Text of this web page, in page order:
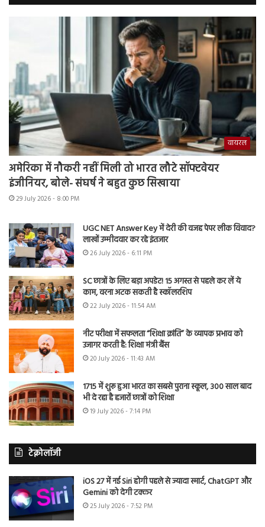
वायरल
अमेरिका में नौकरी नहीं मिली तो भारत लौटे सॉफ्टवेयर
इंजीनियर, बोले- संघर्ष ने बहुत कुछ सिखाया
29 July 2026 - 8:00 PM
UGC NET Answer Key में देरी की वजह पेपर लीक विवाद?
लाखों उम्मीदवार कर रहे इंतजार
26 July 2026 - 6:11 PM
SC छात्रों के लिए बड़ा अपडेट! 15 अगस्त से पहले कर लें ये
काम, वरना अटक सकती है स्कॉलरशिप
22 July 2026 - 11:54 AM
नीट परीक्षा में सफलता “शिक्षा क्रांति” के व्यापक प्रभाव को
उजागर करती है: शिक्षा मंत्री बैंस
20 July 2026 - 11:43 AM
1715 में शुरू हुआ भारत का सबसे पुराना स्कूल, 300 साल बाद
भी दे रहा है हजारों छात्रों को शिक्षा
19 July 2026 - 7:14 PM
टेक्नोलॉजी
iOS 27 में नई Siri होगी पहले से ज्यादा स्मार्ट, ChatGPT और
Gemini को देगी टक्कर
25 July 2026 - 7:52 PM